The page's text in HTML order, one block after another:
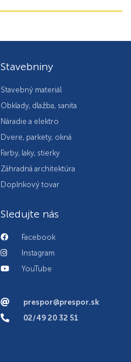
Stavebniny
Stavebný materiál
Obklady, dlažba, sanita
Náradie a elektro
Dvere, parkety, okná
Farby, laky, stierky
Záhradná architektúra
Doplnkový tovar
Sledujte nás
Facebook
Instagram
YouTube
prespor@prespor.sk
02/49 20 32 51